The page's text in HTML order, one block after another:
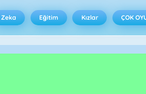
Zeka Eğitim Kızlar ÇOK